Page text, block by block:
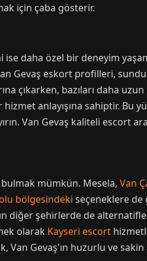
için çaba gösterir.
daha özel bir deneyim
Gevaş eskort profilleri,
çıkarken, bazıları daha
anlayışına sahiptir. Bu
Van Gevaş kaliteli escort
mümkün. Mesela, Van
bölgesindeki seçeneklere
diğer şehirlerde de
olarak Kayseri escort
Van Gevaş'ın huzurlu ve